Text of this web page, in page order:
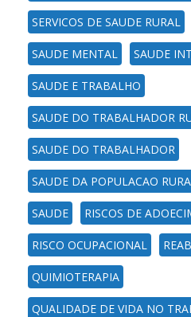
SERVICOS DE SAUDE RURAL
SAUDE MENTAL SAUDE
SAUDE E TRABALHO
SAUDE DO TRABALHADOR
SAUDE DO TRABALHADOR
SAUDE DA POPULACAO
SAUDE RISCOS DE
RISCO OCUPACIONAL
QUIMIOTERAPIA
QUALIDADE DE VIDA NO